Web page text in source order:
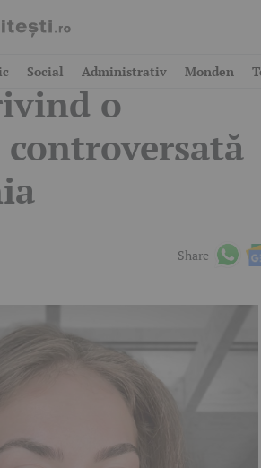
Social Administrativ Monden
semnal
o
Share